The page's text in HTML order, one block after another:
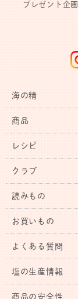
プレゼント企
海の精
商品
レシピ
クラブ
読みもの
お買いもの
よくある質問
塩の生産情報
商品の安全性